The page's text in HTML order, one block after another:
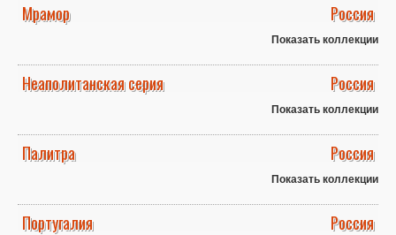
Мрамор Россия
Показать коллекции
Неаполитанская серия Россия
Показать коллекции
Палитра Россия
Показать коллекции
Португалия Россия